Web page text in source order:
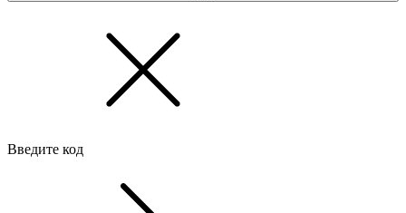
Введите код